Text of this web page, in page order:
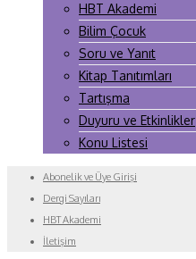
HBT Akademi
Bilim Çocuk
Soru ve Yanıt
Kitap Tanıtımları
Tartışma
Duyuru ve Etkinlikler
Konu Listesi
Abonelik ve Üye Girişi
Dergi Sayıları
HBT Akademi
İletişim